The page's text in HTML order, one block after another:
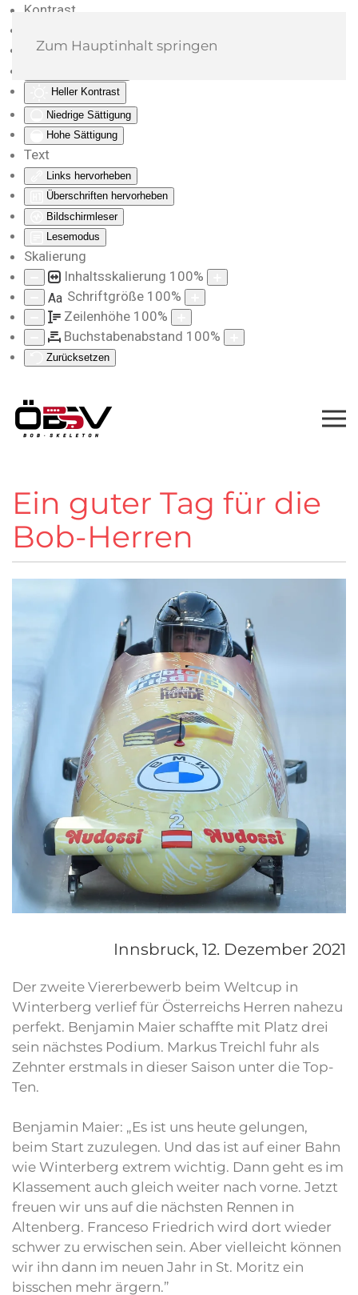
Kontrast
Monochrom
Heller Kontrast
Niedrige Sättigung
Hohe Sättigung
Text
Links hervorheben
Überschriften hervorheben
Bildschirmleser
Lesemodus
Skalierung
Inhaltsskalierung 100%
Aa Schriftgröße 100%
Zeilenhöhe 100%
Buchstabenabstand 100%
Zurücksetzen
Zum Hauptinhalt springen
Ein guter Tag für die
Bob-Herren
Innsbruck, 12. Dezember 2021
Der zweite Viererbewerb beim Weltcup in
Winterberg verlief für Österreichs Herren nahezu
perfekt. Benjamin Maier schaffte mit Platz drei
sein nächstes Podium. Markus Treichl fuhr als
Zehnter erstmals in dieser Saison unter die Top-
Ten.
Benjamin Maier: „Es ist uns heute gelungen,
beim Start zuzulegen. Und das ist auf einer Bahn
wie Winterberg extrem wichtig. Dann geht es im
Klassement auch gleich weiter nach vorne. Jetzt
freuen wir uns auf die nächsten Rennen in
Altenberg. Franceso Friedrich wird dort wieder
schwer zu erwischen sein. Aber vielleicht können
wir ihn dann im neuen Jahr in St. Moritz ein
bisschen mehr ärgern.”